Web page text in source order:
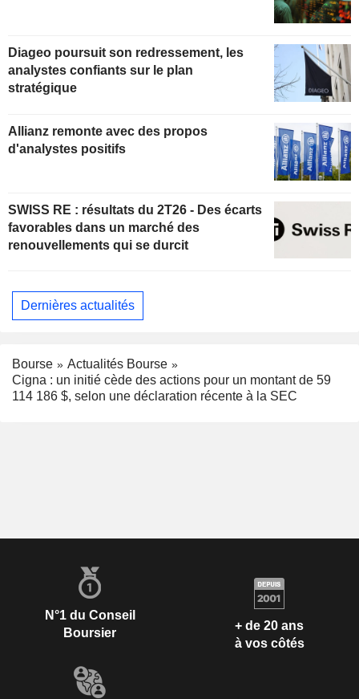
Diageo poursuit son redressement, les
analystes confiants sur le plan
stratégique
Allianz remonte avec des propos
d'analystes positifs
SWISS RE : résultats du 2T26 - Des écarts
favorables dans un marché des
renouvellements qui se durcit
Dernières actualités
Bourse
Actualités Bourse
Cigna : un initié cède des actions pour un montant de 59
114 186 $, selon une déclaration récente à la SEC
N°1 du Conseil
Boursier
+ de 20 ans
à vos côtés